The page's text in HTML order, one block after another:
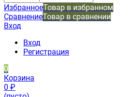
ИзбранноеТовар в избранном
СравнениеТовар в сравнении
Вход
Вход
Регистрация
0
Корзина
0 ₽